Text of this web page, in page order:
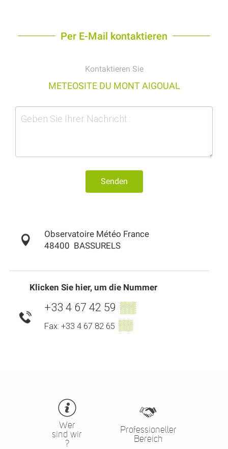
Per E-Mail kontaktieren
Kontaktieren Sie
METEOSITE DU MONT AIGOUAL
Senden
Observatoire Météo France
48400 BASSURELS
Klicken Sie hier, um die Nummer
+33 4 67 42 59 ▒▒
Fax: +33 4 67 82 65 ▒▒
Wer
sind wir
?
Professioneller
Bereich